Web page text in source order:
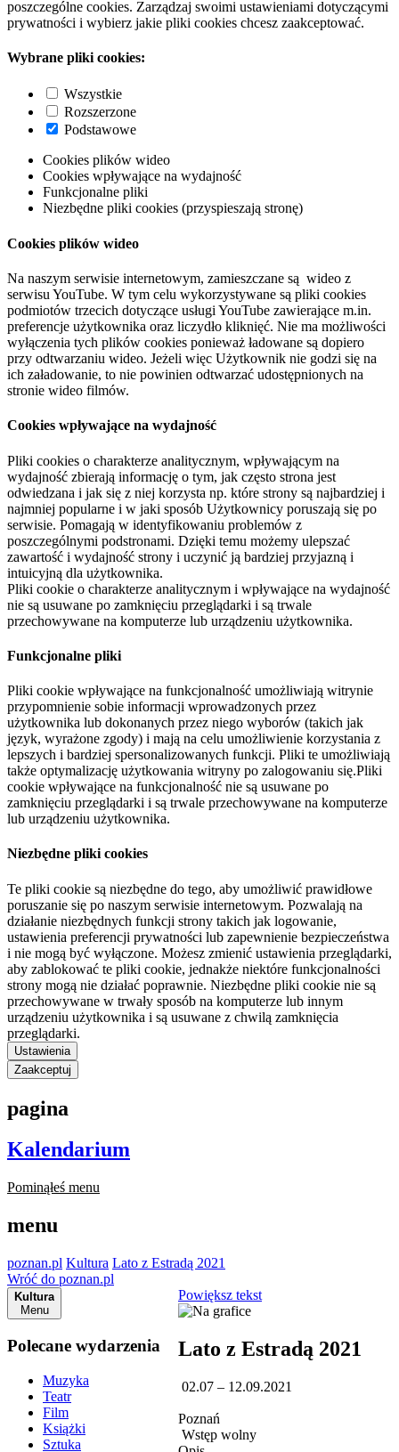
poszczególne cookies. Zarządzaj swoimi ustawieniami dotyczącymi
prywatności i wybierz jakie pliki cookies chcesz zaakceptować.
Wybrane pliki cookies:
Wszystkie
Rozszerzone
Podstawowe
Cookies plików wideo
Cookies wpływające na wydajność
Funkcjonalne pliki
Niezbędne pliki cookies (przyspieszają stronę)
Cookies plików wideo
Na naszym serwisie internetowym, zamieszczane są wideo z
serwisu YouTube. W tym celu wykorzystywane są pliki cookies
podmiotów trzecich dotyczące usługi YouTube zawierające m.in.
preferencje użytkownika oraz liczydło kliknięć. Nie ma możliwości
wyłączenia tych plików cookies ponieważ ładowane są dopiero
przy odtwarzaniu wideo. Jeżeli więc Użytkownik nie godzi się na
ich załadowanie, to nie powinien odtwarzać udostępnionych na
stronie wideo filmów.
Cookies wpływające na wydajność
Pliki cookies o charakterze analitycznym, wpływającym na
wydajność zbierają informację o tym, jak często strona jest
odwiedzana i jak się z niej korzysta np. które strony są najbardziej i
najmniej popularne i w jaki sposób Użytkownicy poruszają się po
serwisie. Pomagają w identyfikowaniu problemów z
poszczególnymi podstronami. Dzięki temu możemy ulepszać
zawartość i wydajność strony i uczynić ją bardziej przyjazną i
intuicyjną dla użytkownika.
Pliki cookie o charakterze analitycznym i wpływające na wydajność
nie są usuwane po zamknięciu przeglądarki i są trwale
przechowywane na komputerze lub urządzeniu użytkownika.
Funkcjonalne pliki
Pliki cookie wpływające na funkcjonalność umożliwiają witrynie
przypomnienie sobie informacji wprowadzonych przez
użytkownika lub dokonanych przez niego wyborów (takich jak
język, wyrażone zgody) i mają na celu umożliwienie korzystania z
lepszych i bardziej spersonalizowanych funkcji. Pliki te umożliwiają
także optymalizację użytkowania witryny po zalogowaniu się.Pliki
cookie wpływające na funkcjonalność nie są usuwane po
zamknięciu przeglądarki i są trwale przechowywane na komputerze
lub urządzeniu użytkownika.
Niezbędne pliki cookies
Te pliki cookie są niezbędne do tego, aby umożliwić prawidłowe
poruszanie się po naszym serwisie internetowym. Pozwalają na
działanie niezbędnych funkcji strony takich jak logowanie,
ustawienia preferencji prywatności lub zapewnienie bezpieczeństwa
i nie mogą być wyłączone. Możesz zmienić ustawienia przeglądarki,
aby zablokować te pliki cookie, jednakże niektóre funkcjonalności
strony mogą nie działać poprawnie. Niezbędne pliki cookie nie są
przechowywane w trwały sposób na komputerze lub innym
urządzeniu użytkownika i są usuwane z chwilą zamknięcia
przeglądarki.
Ustawienia
Zaakceptuj
pagina
Kalendarium
Pominąłeś menu
menu
poznan.pl Kultura Lato z Estradą 2021
Wróć do poznan.pl
Kultura
Menu
Polecane wydarzenia
Muzyka
Teatr
Film
Książki
Sztuka
Powiększ tekst
Lato z Estradą 2021
02.07 – 12.09.2021
Poznań
Wstęp wolny